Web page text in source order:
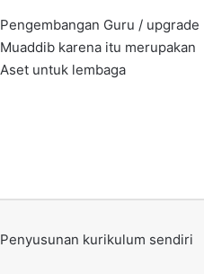
Pengembangan Guru / upgrade
Muaddib karena itu merupakan
Aset untuk lembaga
Penyusunan kurikulum sendiri